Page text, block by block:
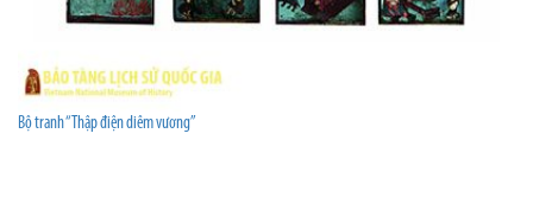
Bộ tranh “Thập điện diêm vương”